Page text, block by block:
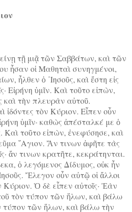
τῇ μιᾷ τῶν Σαββάτων, καὶ τῶν
ἦσαν οἱ Μαθηταὶ συνηγμένοι,
ἦλθεν ὁ ᾿Ιησοῦς, καὶ ἔστη εἰς
Εἰρήνη ὑμῖν. Καὶ τοῦτο εἰπὼν,
καὶ τὴν πλευρὰν αὐτοῦ.
τὸν Κύριον. Εἶπεν οὖν
ὑμῖν· καθὼς ἀπέσταλκέ με ὁ
τοῦτο εἰπὼν, ἐνεφύσησε, καὶ
῞Αγιον. Ἄν τινων ἀφῆτε τὰς
ἄν τινων κρατῆτε, κεκράτηνται.
ὁ λεγόμενος Δίδυμος, οὐκ ἦν
Ἔλεγον οὖν αὐτῷ οἱ ἄλλοι
Ὁ δὲ εἶπεν αὐτοῖς· Ἐὰν
τὸν τύπον τῶν ἥλων, καὶ βάλω
τύπον τῶν ἥλων, καὶ βάλω τὴν